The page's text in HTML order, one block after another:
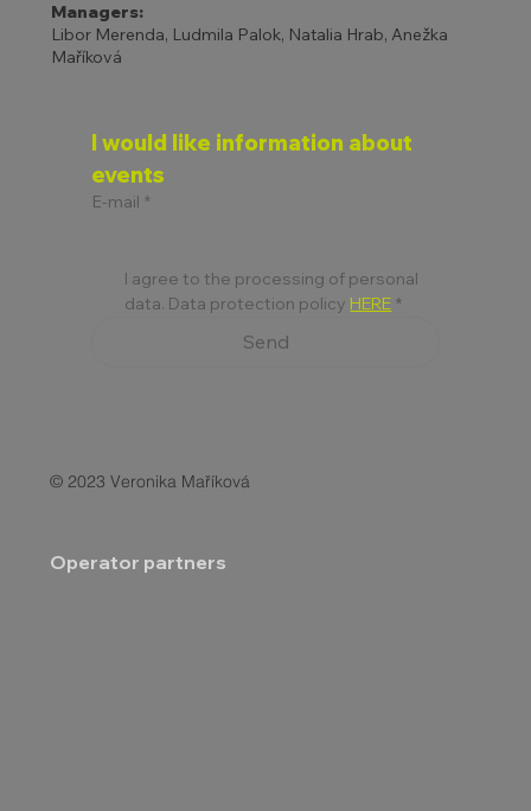
Managers:
Libor Merenda, Ludmila Palok, Natalia Hrab, Anežka
Maříková
I would like information about
events
E-mail *
I agree to the processing of personal
data. Data protection policy HERE *
Send
© 2023 Veronika Maříková
Operator partners